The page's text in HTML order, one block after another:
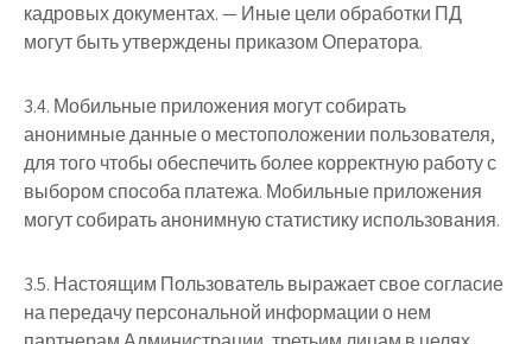
кадровых документах. — Иные цели обработки ПД
могут быть утверждены приказом Оператора.
3.4. Мобильные приложения могут собирать
анонимные данные о местоположении пользователя,
для того чтобы обеспечить более корректную работу с
выбором способа платежа. Мобильные приложения
могут собирать анонимную статистику использования.
3.5. Настоящим Пользователь выражает свое согласие
на передачу персональной информации о нем